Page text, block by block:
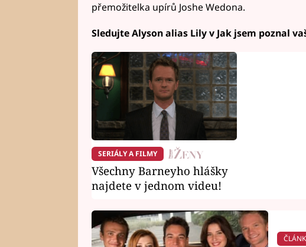
přemožitelka upírů Joshe Wedona.
Sledujte Alyson alias Lily v Jak jsem poznal
SERIÁLY A FILMY
Všechny Barneyho hlášky
najdete v jednom videu!